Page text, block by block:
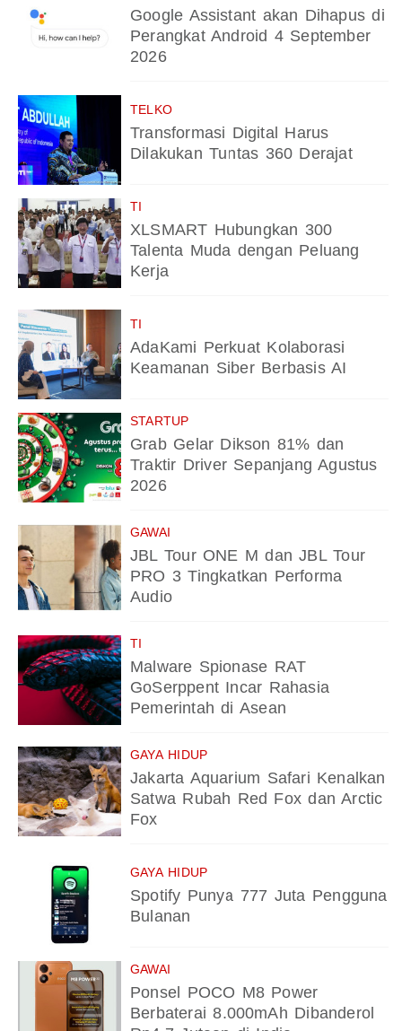
Google Assistant akan Dihapus di
Perangkat Android 4 September
2026
TELKO
Transformasi Digital Harus
Dilakukan Tuntas 360 Derajat
TI
XLSMART Hubungkan 300
Talenta Muda dengan Peluang
Kerja
TI
AdaKami Perkuat Kolaborasi
Keamanan Siber Berbasis AI
STARTUP
Grab Gelar Dikson 81% dan
Traktir Driver Sepanjang Agustus
2026
GAWAI
JBL Tour ONE M dan JBL Tour
PRO 3 Tingkatkan Performa
Audio
TI
Malware Spionase RAT
GoSerppent Incar Rahasia
Pemerintah di Asean
GAYA HIDUP
Jakarta Aquarium Safari Kenalkan
Satwa Rubah Red Fox dan Arctic
Fox
GAYA HIDUP
Spotify Punya 777 Juta Pengguna
Bulanan
GAWAI
Ponsel POCO M8 Power
Berbaterai 8.000mAh Dibanderol